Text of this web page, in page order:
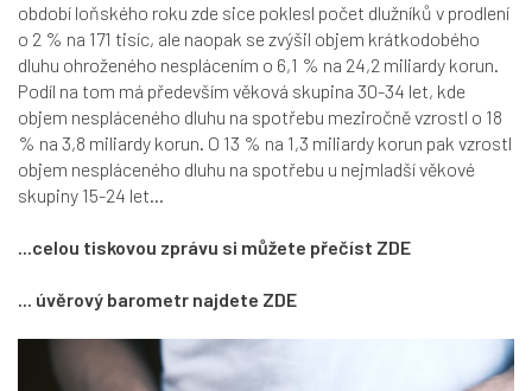
období loňského roku zde sice poklesl počet dlužníků v prodlení
o 2 % na 171 tisíc, ale naopak se zvýšil objem krátkodobého
dluhu ohroženého nesplácením o 6,1 % na 24,2 miliardy korun.
Podíl na tom má především věková skupina 30-34 let, kde
objem nespláceného dluhu na spotřebu meziročně vzrostl o 18
% na 3,8 miliardy korun. O 13 % na 1,3 miliardy korun pak vzrostl
objem nespláceného dluhu na spotřebu u nejmladší věkové
skupiny 15-24 let...
...celou tiskovou zprávu si můžete přečíst ZDE
... úvěrový barometr najdete ZDE